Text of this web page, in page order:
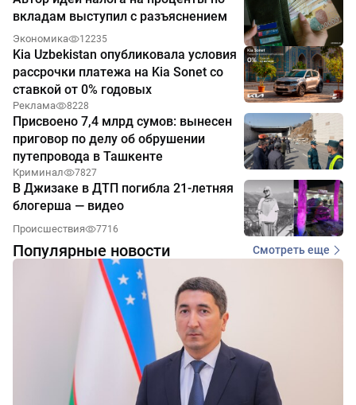
вкладам выступил с разъяснением
Экономика 12235
Kia Uzbekistan опубликовала условия
рассрочки платежа на Kia Sonet со
ставкой от 0% годовых
Реклама 8228
Присвоено 7,4 млрд сумов: вынесен
приговор по делу об обрушении
путепровода в Ташкенте
Криминал 7827
В Джизаке в ДТП погибла 21-летняя
блогерша — видео
Происшествия 7716
Популярные новости Смотреть еще